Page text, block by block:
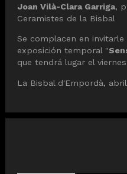
Joan Vilà-Clara Garriga,
Ceramistes de la Bisbal
Se complacen en
exposición temporal "
que tendrá lugar el
La Bisbal d'Empordà,